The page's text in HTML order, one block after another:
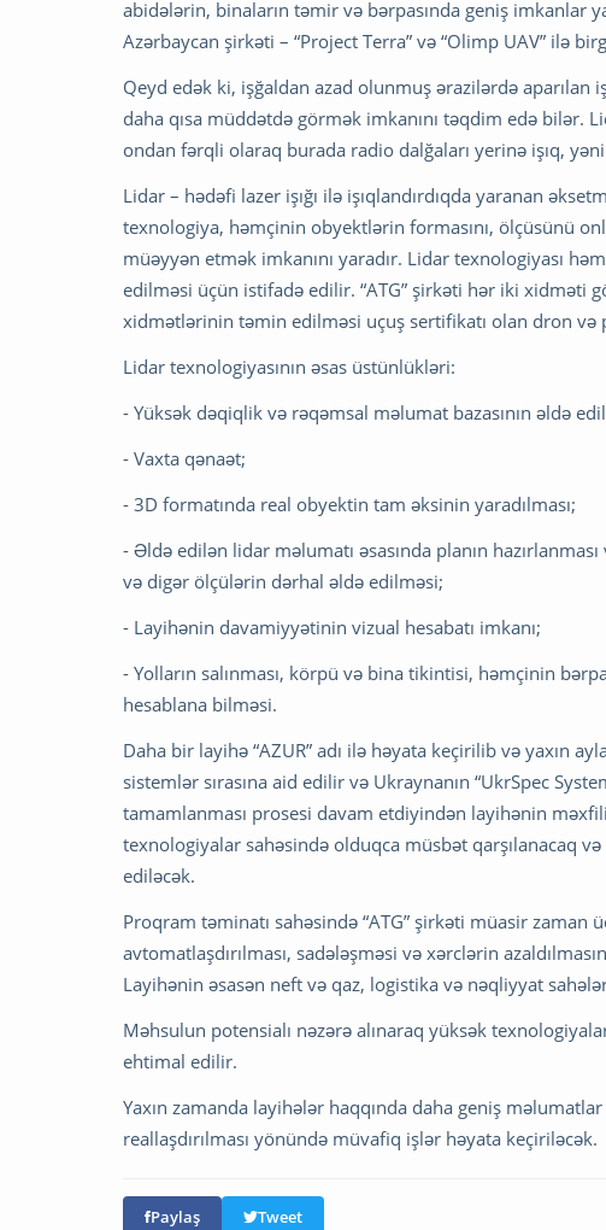
abidələrin, binaların təmir və bərpasında geniş imkanlar
Azərbaycan şirkəti – “Project Terra” və “Olimp UAV” ilə
Qeyd edək ki, işğaldan azad olunmuş ərazilərdə
daha qısa müddətdə görmək imkanını təqdim edə bilər.
ondan fərqli olaraq burada radio dalğaları yerinə işıq,
Lidar – hədəfi lazer işığı ilə işıqlandırdıqda yaranan
texnologiya, həmçinin obyektlərin formasını, ölçüsünü
müəyyən etmək imkanını yaradır. Lidar texnologiyası
edilməsi üçün istifadə edilir. “ATG” şirkəti hər iki xidməti
xidmətlərinin təmin edilməsi uçuş sertifikatı olan dron
Lidar texnologiyasının əsas üstünlükləri:
- Yüksək dəqiqlik və rəqəmsal məlumat bazasının əldə
- Vaxta qənaət;
- 3D formatında real obyektin tam əksinin yaradılması;
- Əldə edilən lidar məlumatı əsasında planın
və digər ölçülərin dərhal əldə edilməsi;
- Layihənin davamiyyətinin vizual hesabatı imkanı;
- Yolların salınması, körpü və bina tikintisi, həmçinin
hesablana bilməsi.
Daha bir layihə “AZUR” adı ilə həyata keçirilib və yaxın
sistemlər sırasına aid edilir və Ukraynanın “UkrSpec
tamamlanması prosesi davam etdiyindən layihənin
texnologiyalar sahəsində olduqca müsbət qarşılanacaq
ediləcək.
Proqram təminatı sahəsində “ATG” şirkəti müasir
avtomatlaşdırılması, sadələşməsi və xərclərin
Layihənin əsasən neft və qaz, logistika və nəqliyyat
Məhsulun potensialı nəzərə alınaraq yüksək
ehtimal edilir.
Yaxın zamanda layihələr haqqında daha geniş
reallaşdırılması yönündə müvafiq işlər həyata keçiriləcək.
Paylaş Tweet